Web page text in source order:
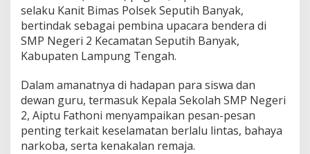
w
t
U
c
a
r
a
B
e
selaku Kanit Bimas Polsek Seputih Banyak,
bertindak sebagai pembina upacara bendera di
SMP Negeri 2 Kecamatan Seputih Banyak,
Kabupaten Lampung Tengah.
Dalam amanatnya di hadapan para siswa dan
dewan guru, termasuk Kepala Sekolah SMP Negeri
2, Aiptu Fathoni menyampaikan pesan-pesan
penting terkait keselamatan berlalu lintas, bahaya
narkoba, serta kenakalan remaja.